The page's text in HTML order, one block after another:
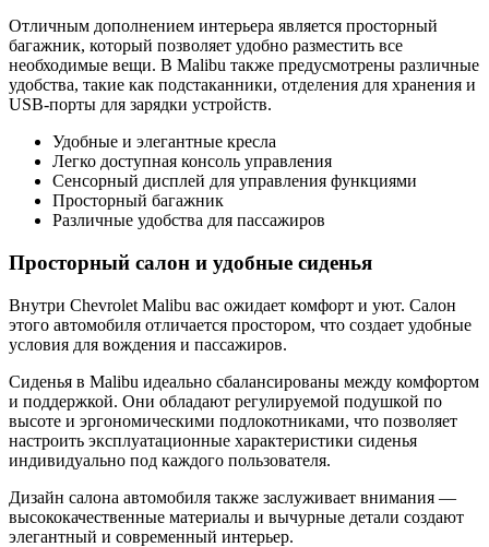
Отличным дополнением интерьера является просторный
багажник, который позволяет удобно разместить все
необходимые вещи. В Malibu также предусмотрены различные
удобства, такие как подстаканники, отделения для хранения и
USB-порты для зарядки устройств.
Удобные и элегантные кресла
Легко доступная консоль управления
Сенсорный дисплей для управления функциями
Просторный багажник
Различные удобства для пассажиров
Просторный салон и удобные сиденья
Внутри Chevrolet Malibu вас ожидает комфорт и уют. Салон
этого автомобиля отличается простором, что создает удобные
условия для вождения и пассажиров.
Сиденья в Malibu идеально сбалансированы между комфортом
и поддержкой. Они обладают регулируемой подушкой по
высоте и эргономическими подлокотниками, что позволяет
настроить эксплуатационные характеристики сиденья
индивидуально под каждого пользователя.
Дизайн салона автомобиля также заслуживает внимания —
высококачественные материалы и вычурные детали создают
элегантный и современный интерьер.